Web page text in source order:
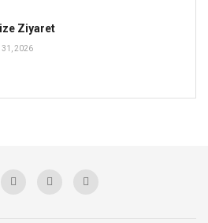
Ziyaret
31, 2026